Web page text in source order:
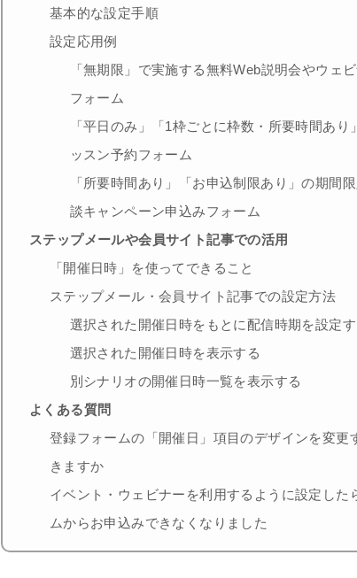
基本的な設定手順
設定応用例
「無期限」で実施する無料Web説明会やウェ
フォーム
「平日のみ」「1枠ごとに枠数・所要時間あり
ッスン予約フォーム
「所要時間あり」「お申込制限あり」の期間
談キャンペーン申込みフォーム
ステップメールや会員サイト記事での活用
「開催日時」を使ってできること
ステップメール・会員サイト記事での設定方法
選択された開催日時をもとに配信時期を設定す
選択された開催日時を表示する
別シナリオの開催日時一覧を表示する
よくある質問
登録フォームの「開催日」項目のデザインを変更
きますか
イベント・ウェビナーを利用するように設定した
ムからお申込みできなくなりました